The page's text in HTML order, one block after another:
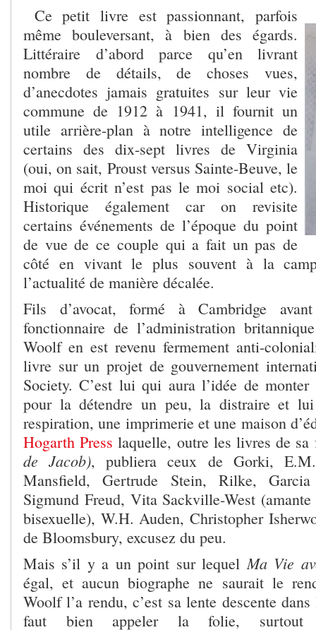
Ce petit livre est passionnant, parfois
même bouleversant, à bien des égards.
Littéraire d’abord parce qu’en livrant
nombre de détails, de choses vues,
d’anecdotes jamais gratuites sur leur vie
commune de 1912 à 1941, il fournit un
utile arrière-plan à notre intelligence de
certains des dix-sept livres de Virginia
(oui, on sait, Proust versus Sainte-Beuve, le
moi qui écrit n’est pas le moi social etc).
Historique également car on revisite
certains événements de l’époque du point
de vue de ce couple qui a fait un pas de
côté en vivant le plus souvent à la
l’actualité de manière décalée.
Fils d’avocat, formé à Cambridge
fonctionnaire de l’administration
Woolf en est revenu fermement anti-
livre sur un projet de gouvernement
Society. C’est lui qui aura l’idée de
pour la détendre un peu, la distraire et
respiration, une imprimerie et une maison
Hogarth Presslaquelle, outre les livres de
de Jacob), publiera ceux de Gorki, E.M.
Mansfield, Gertrude Stein, Rilke,
Sigmund Freud, Vita Sackville-West
bisexuelle), W.H. Auden, Christopher
de Bloomsbury, excusez du peu.
Mais s’il y a un point sur lequel Ma Vie
égal, et aucun biographe ne saurait le
Woolf l’a rendu, c’est sa lente descente
faut bien appeler la folie, surtout